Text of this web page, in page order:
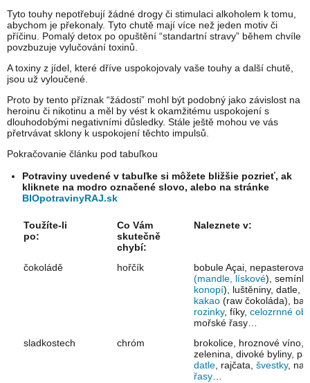
Tyto touhy nepotřebují žádné drogy či stimulaci alkoholem k tomu,
abychom je překonaly. Tyto chutě mají více než jeden motiv či
příčinu. Pomalý detox po opuštění “standartní stravy” během chvíle
povzbuzuje vylučování toxinů.
A toxiny z jídel, které dříve uspokojovaly vaše touhy a další chutě,
jsou už vyloučené.
Proto by tento příznak “žádosti” mohl být podobný jako závislost na
heroinu či nikotinu a měl by vést k okamžitému uspokojení s
dlouhodobými negativními důsledky. Stále ještě mohou ve vás
přetrvávat sklony k uspokojení těchto impulsů.
Pokračovanie článku pod tabuľkou
Potraviny uvedené v tabuľke si môžete bližšie pozrieť, ak
kliknete na modro označené slovo, alebo na stránke
BIOpotravinyRAJ.sk
Toužíte-li
po:
Co Vám
skutečně
chybí:
Naleznete v:
čokoládě hořčík
bobule Açai,
(mandle, lískové),
konopí), luštěniny, datle,
kakao (raw čokoláda),
rozinky, fíky, celozrnné
mořské řasy…
sladkostech
chróm
brokolice, hroznové víno,
zelenina, divoké byliny,
datle , rajčata, švestky,
řasy